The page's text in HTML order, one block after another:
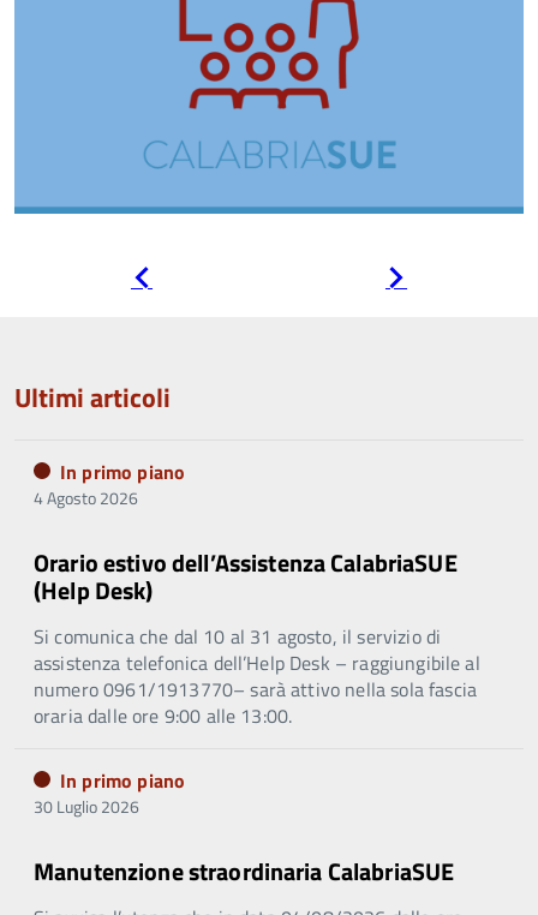
Ultimi articoli
In primo piano
4 Agosto 2026
Orario estivo dell’Assistenza CalabriaSUE
(Help Desk)
Si comunica che dal 10 al 31 agosto, il servizio di
assistenza telefonica dell’Help Desk – raggiungibile al
numero 0961/1913770– sarà attivo nella sola fascia
oraria dalle ore 9:00 alle 13:00.
In primo piano
30 Luglio 2026
Manutenzione straordinaria CalabriaSUE